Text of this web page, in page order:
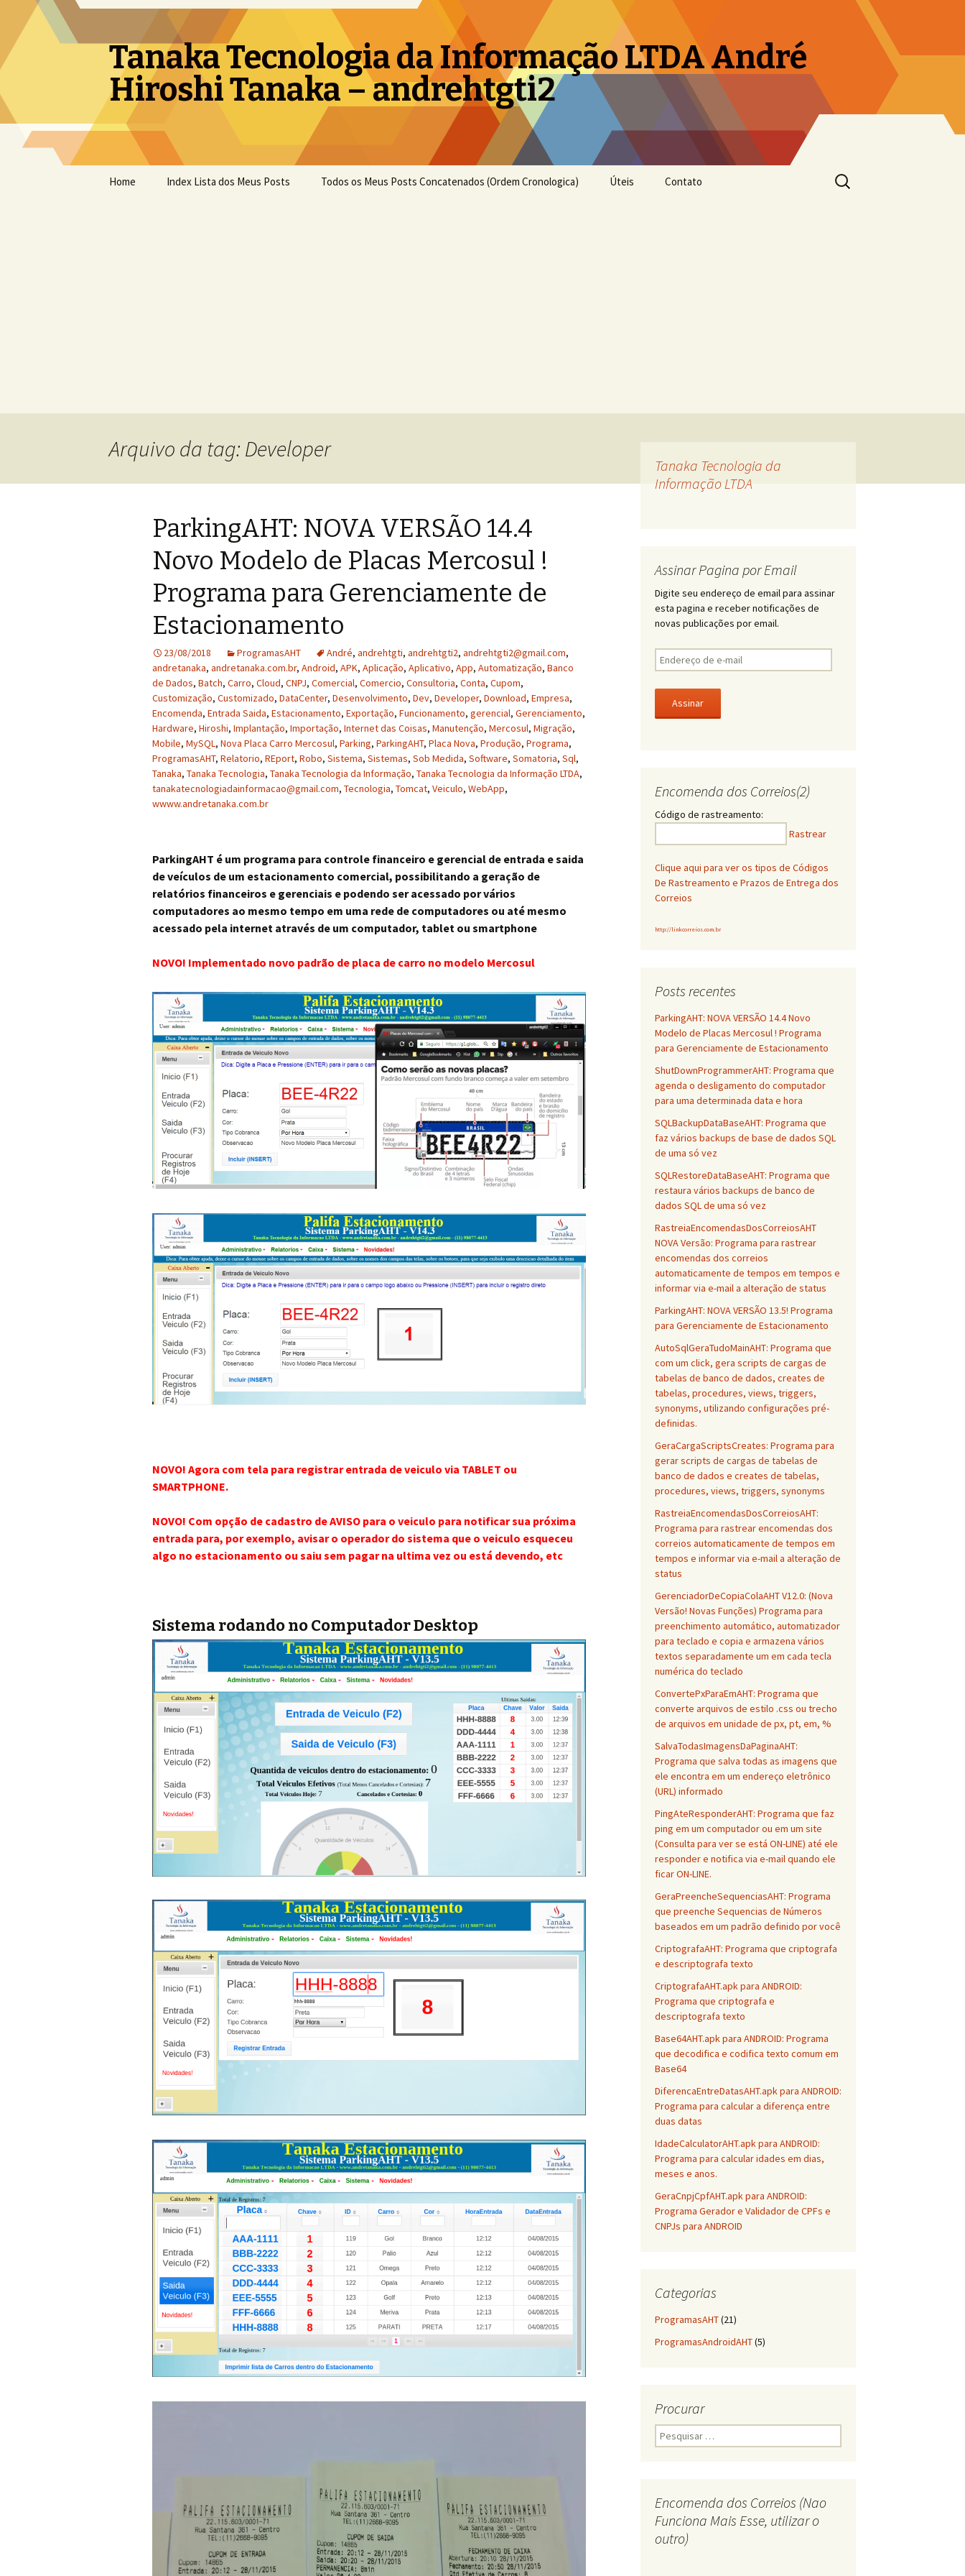
Tanaka Tecnologia da Informação LTDA André
Hiroshi Tanaka – andrehtgti2
Home Index Lista dos Meus Posts Todos os Meus Posts Concatenados (Ordem Cronologica) Úteis Contato
Pesquisar
por:
Arquivo da tag: Developer
ParkingAHT: NOVA VERSÃO 14.4
Novo Modelo de Placas Mercosul !
Programa para Gerenciamente de
Estacionamento
23/08/2018 ProgramasAHT André, andrehtgti, andrehtgti2, andrehtgti2@gmail.com,
andretanaka, andretanaka.com.br, Android, APK, Aplicação, Aplicativo, App, Automatização, Banco
de Dados, Batch, Carro, Cloud, CNPJ, Comercial, Comercio, Consultoria, Conta, Cupom,
Customização, Customizado, DataCenter, Desenvolvimento, Dev, Developer, Download, Empresa,
Encomenda, Entrada Saida, Estacionamento, Exportação, Funcionamento, gerencial, Gerenciamento,
Hardware, Hiroshi, Implantação, Importação, Internet das Coisas, Manutenção, Mercosul, Migração,
Mobile, MySQL, Nova Placa Carro Mercosul, Parking, ParkingAHT, Placa Nova, Produção, Programa,
ProgramasAHT, Relatorio, REport, Robo, Sistema, Sistemas, Sob Medida, Software, Somatoria, Sql,
Tanaka, Tanaka Tecnologia, Tanaka Tecnologia da Informação, Tanaka Tecnologia da Informação LTDA,
tanakatecnologiadainformacao@gmail.com, Tecnologia, Tomcat, Veiculo, WebApp,
wwww.andretanaka.com.br
ParkingAHT é um programa para controle financeiro e gerencial de entrada e saida
de veículos de um estacionamento comercial, possibilitando a geração de
relatórios financeiros e gerenciais e podendo ser acessado por vários
computadores ao mesmo tempo em uma rede de computadores ou até mesmo
acessado pela internet através de um computador, tablet ou smartphone
NOVO! Implementado novo padrão de placa de carro no modelo Mercosul
NOVO! Agora com tela para registrar entrada de veiculo via TABLET ou
SMARTPHONE.
NOVO! Com opção de cadastro de AVISO para o veiculo para notificar sua próxima
entrada para, por exemplo, avisar o operador do sistema que o veiculo esqueceu
algo no estacionamento ou saiu sem pagar na ultima vez ou está devendo, etc
Sistema rodando no Computador Desktop
Tanaka Tecnologia da
Informação LTDA
Assinar Pagina por Email
Digite seu endereço de email para assinar
esta pagina e receber notificações de
novas publicações por email.
n
d
r
e
-
i
l
Encomenda dos Correios(2)
Código de rastreamento:
Rastrear
Clique aqui para ver os tipos de Códigos
De Rastreamento e Prazos de Entrega dos
Correios
http://linkcorreios.com.br
Posts recentes
ParkingAHT: NOVA VERSÃO 14.4 Novo
Modelo de Placas Mercosul ! Programa
para Gerenciamente de Estacionamento
ShutDownProgrammerAHT: Programa que
agenda o desligamento do computador
para uma determinada data e hora
SQLBackupDataBaseAHT: Programa que
faz vários backups de base de dados SQL
de uma só vez
SQLRestoreDataBaseAHT: Programa que
restaura vários backups de banco de
dados SQL de uma só vez
RastreiaEncomendasDosCorreiosAHT
NOVA Versão: Programa para rastrear
encomendas dos correios
automaticamente de tempos em tempos e
informar via e-mail a alteração de status
ParkingAHT: NOVA VERSÃO 13.5! Programa
para Gerenciamente de Estacionamento
AutoSqlGeraTudoMainAHT: Programa que
com um click, gera scripts de cargas de
tabelas de banco de dados, creates de
tabelas, procedures, views, triggers,
synonyms, utilizando configurações pré-
definidas.
GeraCargaScriptsCreates: Programa para
gerar scripts de cargas de tabelas de
banco de dados e creates de tabelas,
procedures, views, triggers, synonyms
RastreiaEncomendasDosCorreiosAHT:
Programa para rastrear encomendas dos
correios automaticamente de tempos em
tempos e informar via e-mail a alteração de
status
GerenciadorDeCopiaColaAHT V12.0: (Nova
Versão! Novas Funções) Programa para
preenchimento automático, automatizador
para teclado e copia e armazena vários
textos separadamente um em cada tecla
numérica do teclado
ConvertePxParaEmAHT: Programa que
converte arquivos de estilo .css ou trecho
de arquivos em unidade de px, pt, em, %
SalvaTodasImagensDaPaginaAHT:
Programa que salva todas as imagens que
ele encontra em um endereço eletrônico
(URL) informado
PingAteResponderAHT: Programa que faz
ping em um computador ou em um site
(Consulta para ver se está ON-LINE) até ele
responder e notifica via e-mail quando ele
ficar ON-LINE.
GeraPreencheSequenciasAHT: Programa
que preenche Sequencias de Números
baseados em um padrão definido por você
CriptografaAHT: Programa que criptografa
e descriptografa texto
CriptografaAHT.apk para ANDROID:
Programa que criptografa e
descriptografa texto
Base64AHT.apk para ANDROID: Programa
que decodifica e codifica texto comum em
Base64
DiferencaEntreDatasAHT.apk para ANDROID:
Programa para calcular a diferença entre
duas datas
IdadeCalculatorAHT.apk para ANDROID:
Programa para calcular idades em dias,
meses e anos.
GeraCnpjCpfAHT.apk para ANDROID:
Programa Gerador e Validador de CPFs e
CNPJs para ANDROID
Categorias
ProgramasAHT(21)
ProgramasAndroidAHT(5)
Procurar
Pesquisar
por:
Encomenda dos Correios (Nao
Funciona Mais Esse, utilizar o
outro)